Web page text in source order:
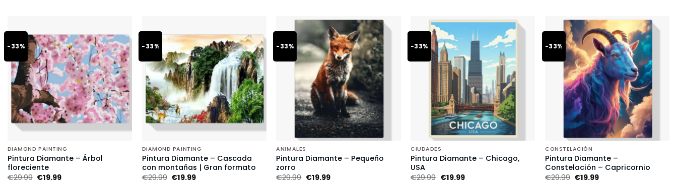
-33%
DIAMOND PAINTING
Pintura Diamante – Árbol
floreciente
€29.99 €19.99
-33%
DIAMOND PAINTING
Pintura Diamante – Cascada
con montañas | Gran formato
€29.99 €19.99
-33%
ANIMALES
Pintura Diamante – Pequeño
zorro
€29.99 €19.99
-33%
CIUDADES
Pintura Diamante – Chicago,
USA
€29.99 €19.99
-33%
CONSTELACIÓN
Pintura Diamante –
Constelación – Capricornio
€29.99 €19.99